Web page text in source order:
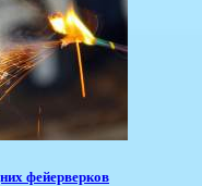
фейерверков